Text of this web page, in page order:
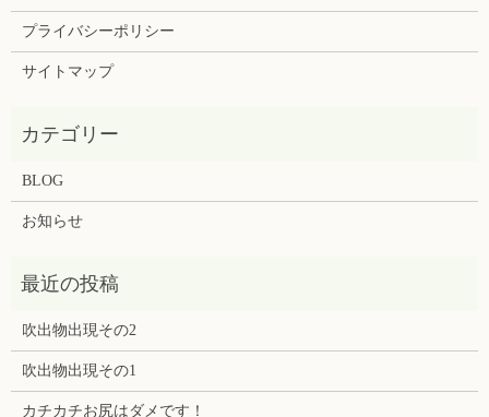
プライバシーポリシー
サイトマップ
BLOG
お知らせ
吹出物出現その2
吹出物出現その1
カチカチお尻はダメです！